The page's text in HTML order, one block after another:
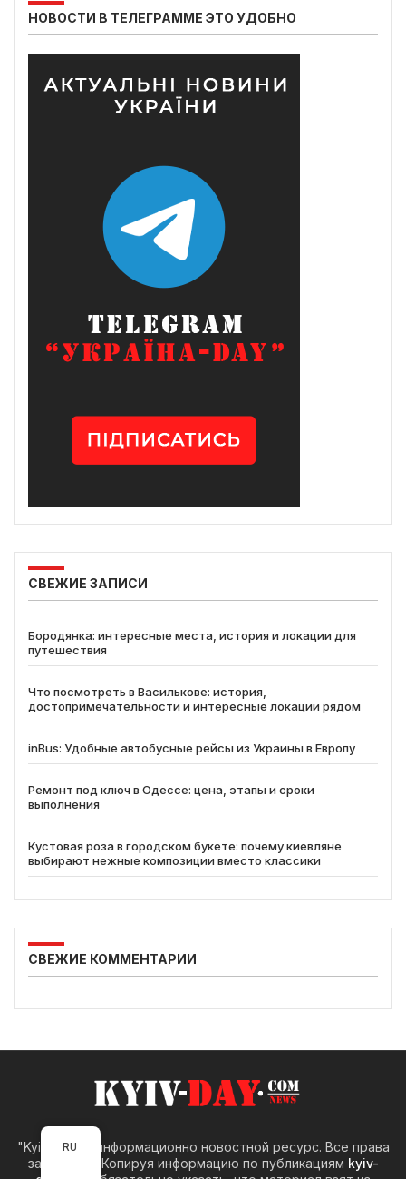
НОВОСТИ В ТЕЛЕГРАММЕ ЭТО УДОБНО
СВЕЖИЕ ЗАПИСИ
Бородянка: интересные места, история и локации для
путешествия
Что посмотреть в Василькове: история,
достопримечательности и интересные локации рядом
inBus: Удобные автобусные рейсы из Украины в Европу
Ремонт под ключ в Одессе: цена, этапы и сроки
выполнения
Кустовая роза в городском букете: почему киевляне
выбирают нежные композиции вместо классики
СВЕЖИЕ КОММЕНТАРИИ
"Kyiv-Day" – информационно новостной ресурс. Все права
защищены. Копируя информацию по публикациям kyiv-
RU